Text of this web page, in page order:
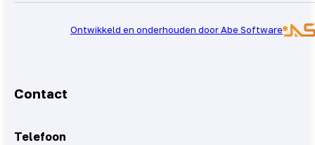
Ontwikkeld en onderhouden door Abe Software
Contact
Telefoon